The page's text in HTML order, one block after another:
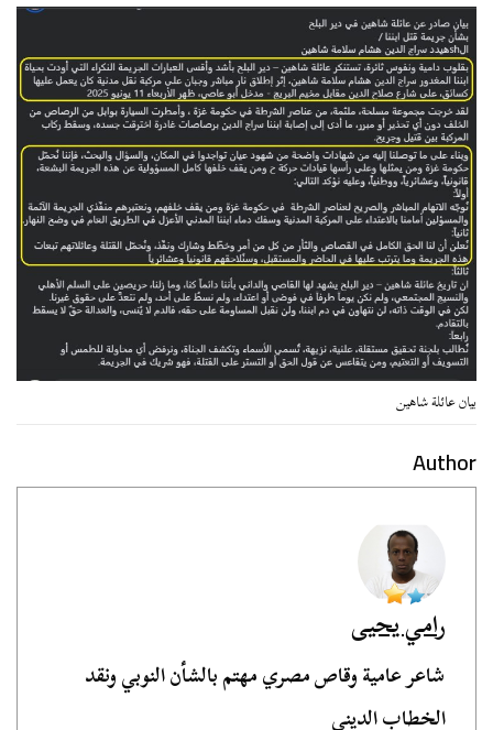
بيان عائلة شاهين
Author
رامي يحيى
شاعر عامية وقاص مصري مهتم بالشأن النوبي ونقد
الخطاب الديني